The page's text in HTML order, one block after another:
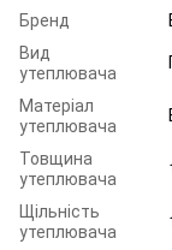
Бренд
Вид
утеплювача
Матеріал
утеплювача
Товщина
утеплювача
Щільність
утеплювача